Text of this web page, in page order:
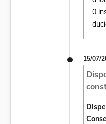
0
15/07/